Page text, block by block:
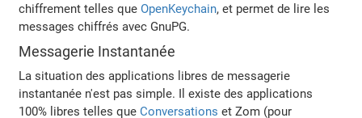
chiffrement telles queOpenKeychain, et permet de lire les
messages chiffrés avec GnuPG.
Messagerie Instantanée
La situation des applications libres de messagerie
instantanée n'est pas simple. Il existe des applications
100% libres telles queConversations et Zom (pour